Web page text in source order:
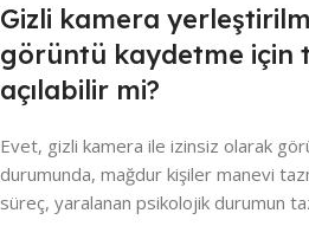
Gizli kamera
görüntü kaydetme için
açılabilir mi?
Evet, gizli kamera ile izinsiz olarak
durumunda, mağdur kişiler manevi
süreç, yaralanan psikolojik durumun